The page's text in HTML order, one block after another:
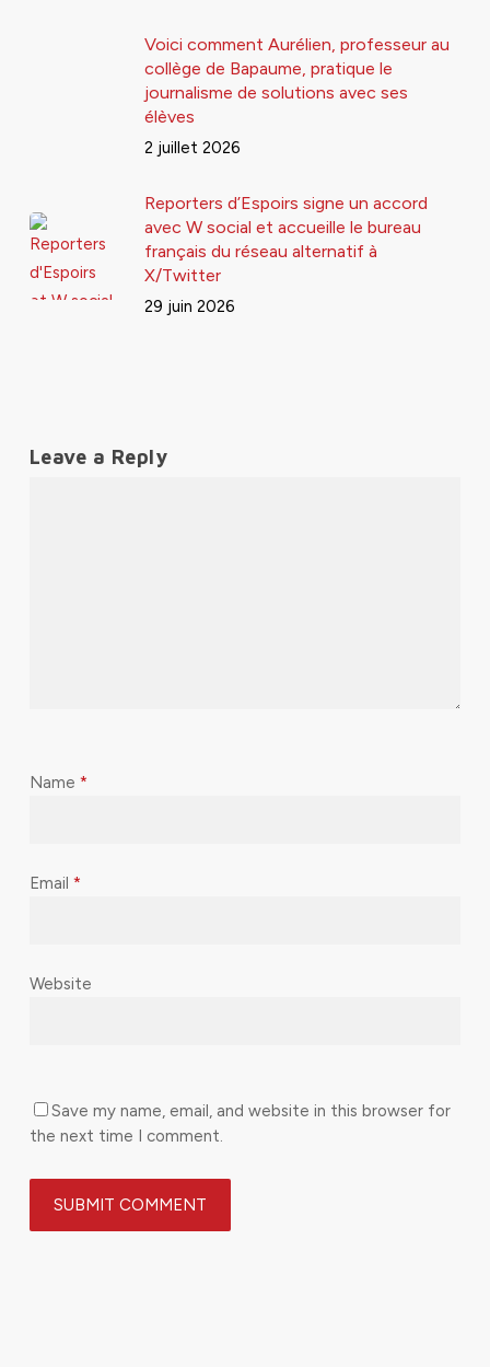
Voici comment Aurélien, professeur au
collège de Bapaume, pratique le
journalisme de solutions avec ses
élèves
2 juillet 2026
Reporters d’Espoirs signe un accord
avec W social et accueille le bureau
français du réseau alternatif à
X/Twitter
29 juin 2026
Leave a Reply
Name *
Email *
Website
Save my name, email, and website in this browser for
the next time I comment.